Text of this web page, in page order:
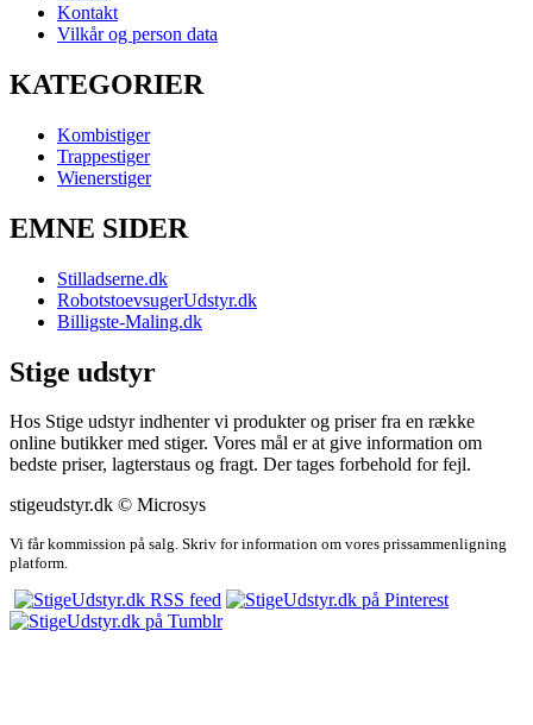
Kontakt
Vilkår og person data
KATEGORIER
Kombistiger
Trappestiger
Wienerstiger
EMNE SIDER
Stilladserne.dk
RobotstoevsugerUdstyr.dk
Billigste-Maling.dk
Stige udstyr
Hos Stige udstyr indhenter vi produkter og priser fra en række
online butikker med stiger. Vores mål er at give information om
bedste priser, lagterstaus og fragt. Der tages forbehold for fejl.
stigeudstyr.dk © Microsys
Vi får kommission på salg. Skriv for information om vores prissammenligning
platform.